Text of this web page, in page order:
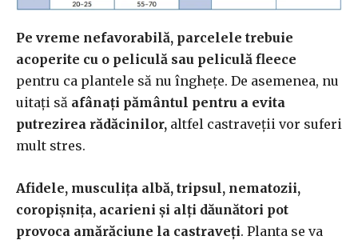
Pe vreme nefavorabilă, parcelele trebuie
acoperite cu o peliculă sau peliculă fleece
pentru ca plantele să nu înghețe. De asemenea, nu
uitați să afânați pământul pentru a evita
putrezirea rădăcinilor, altfel castraveții vor suferi
mult stres.
Afidele, musculița albă, tripsul, nematozii,
coropișnița, acarieni și alți dăunători pot
provoca amărăciune la castraveți. Planta se va